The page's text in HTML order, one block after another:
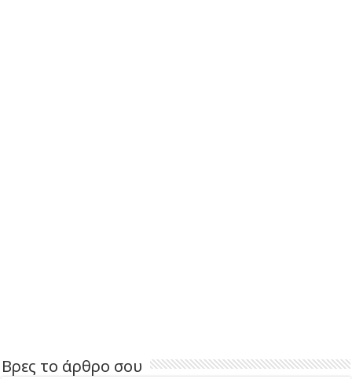
Βρες το άρθρο σου